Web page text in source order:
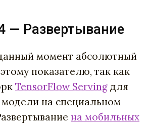
— Развертывание
момент абсолютный
показателю, так как
TensorFlow Serving для
модели на специальном
на мобильных